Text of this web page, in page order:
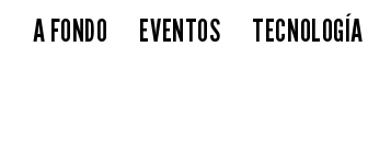
A FONDO EVENTOS TECNOLOGÍA